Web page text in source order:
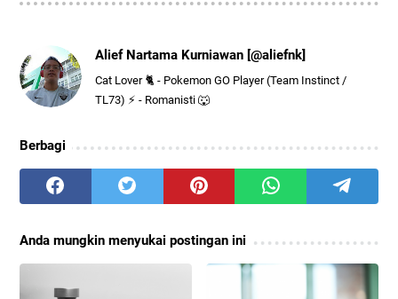
Alief Nartama Kurniawan [@aliefnk]
Cat Lover 🐈 - Pokemon GO Player (Team Instinct /
TL73) ⚡ - Romanisti 🐺
Berbagi
Anda mungkin menyukai postingan ini